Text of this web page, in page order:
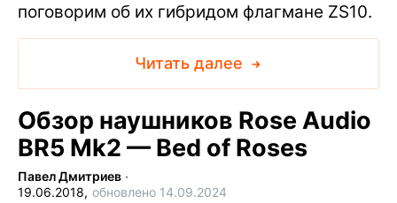
поговорим об их гибридом флагмане ZS10.
Читать далее
Обзор наушников Rose Audio
BR5 Mk2 — Bed of Roses
Павел Дмитриев ∙
19.06.2018, обновлено 14.09.2024